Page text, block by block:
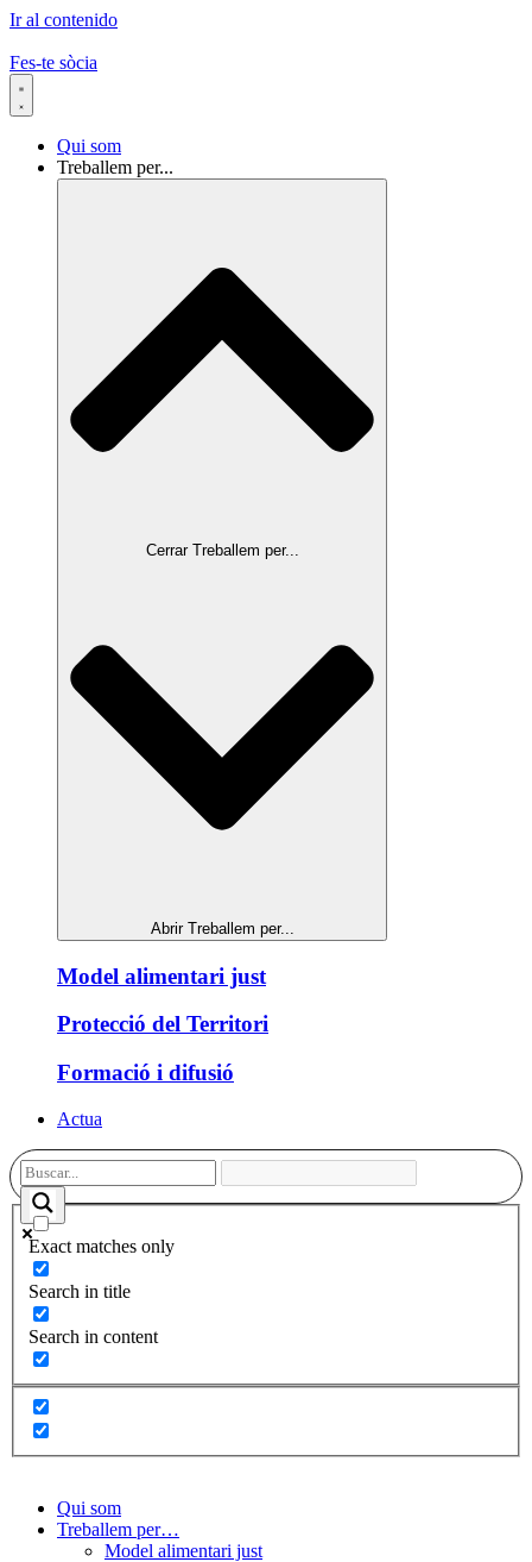
Ir al contenido
Fes-te sòcia
Qui som
Treballem per...
Cerrar Treballem per...
Abrir Treballem per...
Model alimentari just
Protecció del Territori
Formació i difusió
Actua
Exact matches only
Search in title
Search in content
Qui som
Treballem per…
Model alimentari just